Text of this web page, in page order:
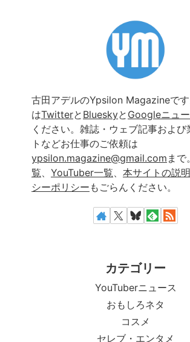
古田アデルのYpsilon Magazineで
はTwitterと Blueskyと Googleニュ
ください。雑誌・ウェブ記事および
トなどお仕事のご依頼は
ypsilon.magazine@gmail.com まで。
覧、 YouTuber一覧、 本サイトの説
シーポリシー もごらんください。
カテゴリー
YouTuberニュース
おもしろネタ
コスメ
セレブ・エンタメ